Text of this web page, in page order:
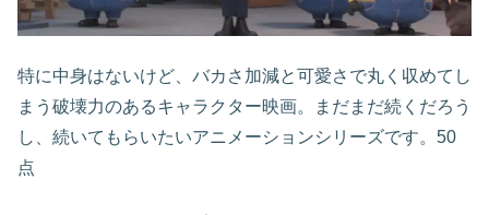
特に中身はないけど、バカさ加減と可愛さで丸く収めてし
まう破壊力のあるキャラクター映画。まだまだ続くだろう
し、続いてもらいたいアニメーションシリーズです。50
点